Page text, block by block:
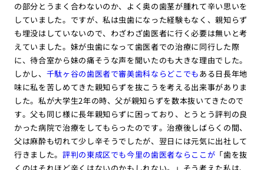
の部分とうまく合わないのか、よく奥の歯茎が腫れて辛い思いを
していました。ですが、私は虫歯になった経験もなく、親知らず
も埋没はしていないので、わざわざ歯医者に行く必要は無いと考
えていました。妹が虫歯になって歯医者での治療に同行した際
に、待合室から妹の痛そうな声を聞いたのも大きな理由でした。
しかし、 千駄ヶ谷の歯医者で審美歯科ならどこでもある日長年地
味に私を苦しめてきた親知らずを抜こうを考える出来事がありま
した。私が大学生2年の時、父が親知らずを数本抜いてきたので
す。父も同じ様に長年親知らずに困っており、とうとう評判の良
かった病院で治療をしてもらったのです。治療後しばらくの間、
父は麻酔も切れて少し辛そうでしたが、翌日には元気に出社して
行きました。 評判の東成区でも今里の歯医者ならここが 「歯を抜